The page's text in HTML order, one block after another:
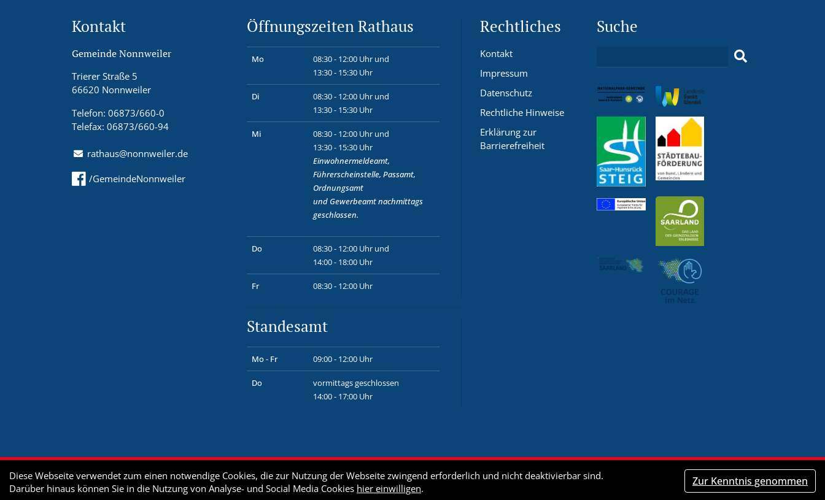
Kontakt
Gemeinde Nonnweiler
Trierer Straße 5
66620 Nonnweiler
Telefon: 06873/660-0
Telefax: 06873/660-94
rathaus@nonnweiler.de
/GemeindeNonnweiler
Öffnungszeiten Rathaus
Mo
08:30 - 12:00 Uhr und
13:30 - 15:30 Uhr
Di
08:30 - 12:00 Uhr und
13:30 - 15:30 Uhr
Mi
08:30 - 12:00 Uhr und
13:30 - 15:30 Uhr
Einwohnermeldeamt,
Führerscheinstelle, Passamt,
Ordnungsamt
und Gewerbeamtnachmittags
geschlossen.
Do
08:30 - 12:00 Uhr und
14:00 - 18:00 Uhr
Fr 08:30 - 12:00 Uhr
Standesamt
Mo - Fr 09:00 - 12:00 Uhr
Do
vormittags geschlossen
14:00 - 17:00 Uhr
Rechtliches
Kontakt
Impressum
Datenschutz
Rechtliche Hinweise
Erklärung zur
Barrierefreiheit
Suche
Diese Webseite verwendet zum einen notwendige Cookies, die zur Nutzung der Webseite zwingend erforderlich und nicht deaktivierbar sind.
Darüber hinaus können Sie in die Nutzung von Analyse- und Social Media Cookies hier einwilligen.
Zur Kenntnis genommen